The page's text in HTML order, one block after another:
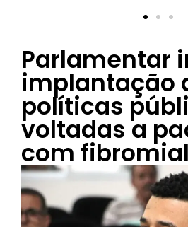
Parlamentar
implantação
políticas
voltadas a
com